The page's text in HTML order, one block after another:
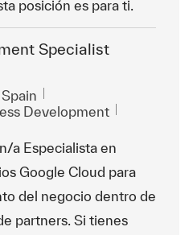
posición es para ti.
Specialist
Development
a Especialista en
Google Cloud para
del negocio dentro de
partners. Si tienes